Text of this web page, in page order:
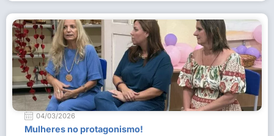
04/03/2026
Mulheres no protagonismo!